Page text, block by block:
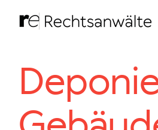
Inhalt